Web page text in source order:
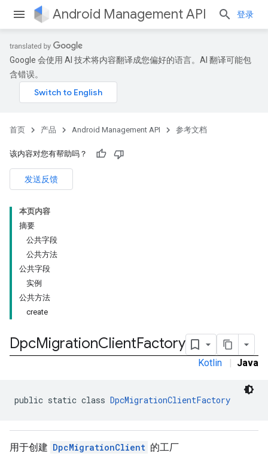
Android Management API 登录
Google 会使用 AI 技术将内容翻译成您偏好的语言。AI 翻译可能包
含错误。
首页 产品 Android Management API 参考文档
该内容对您有帮助吗？
发送反馈
本页内容
摘要
公共字段
公共方法
公共字段
实例
公共方法
create
DpcMigrationClientFactory
Kotlin | Java
public static class DpcMigrationClientFactory
用于创建 DpcMigrationClient 的工厂